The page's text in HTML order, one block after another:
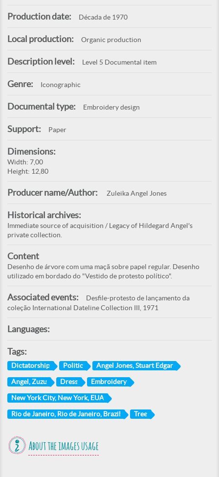
Production date: Década de 1970
Local production: Organic production
Description level: Level 5 Documental item
Genre: Iconographic
Documental type: Embroidery design
Support: Paper
Dimensions:
Width: 7,00
Height: 12,80
Producer name/Author: Zuleika Angel Jones
Historical archives:
Immediate source of acquisition / Legacy of Hildegard Angel's
private collection.
Content
Desenho de árvore com uma maçã sobre papel regular. Desenho
utilizado em bordado do "Vestido de protesto político".
Associated events:
Desfile-protesto de lançamento da
coleção International Dateline Collection III, 1971
Languages:
Tags:
Dictatorship Politic Angel Jones, Stuart Edgar
Angel, Zuzu Dress Embroidery
New York City, New York, EUA
Rio de Janeiro, Rio de Janeiro, Brazil Tree
About the images usage